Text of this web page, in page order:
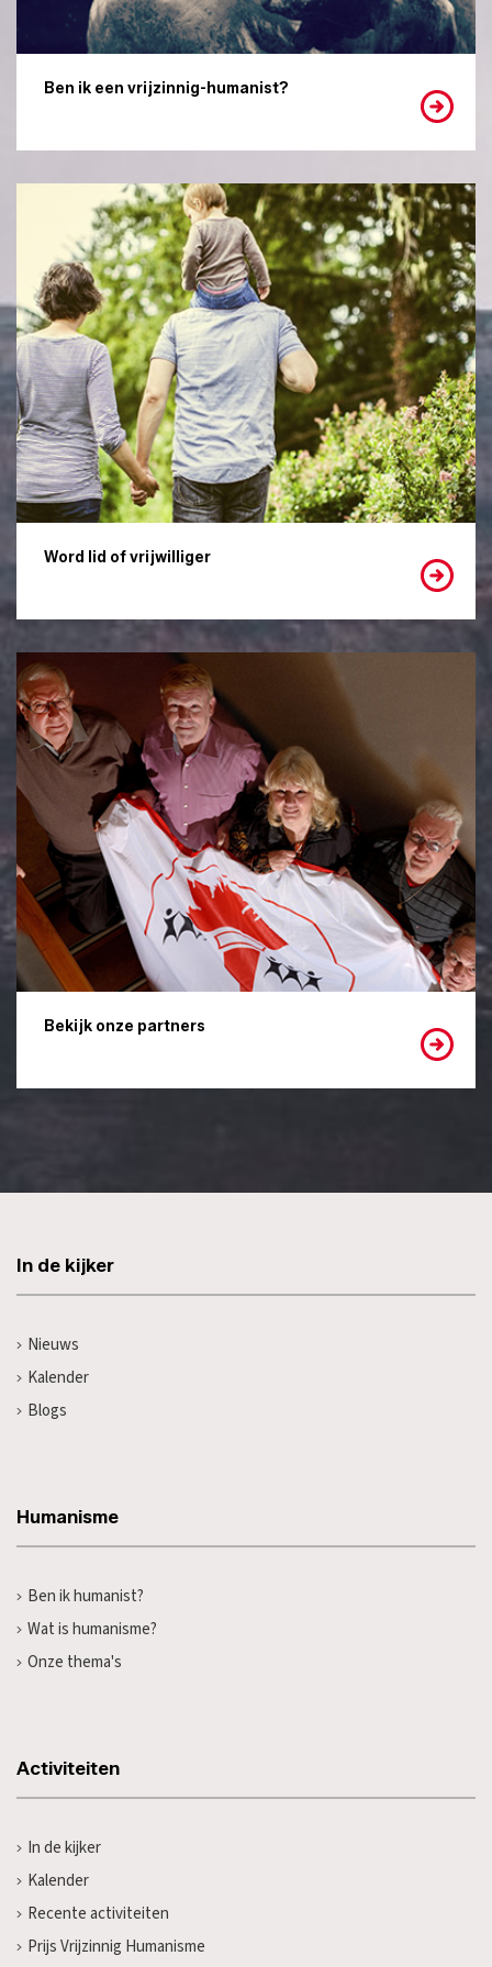
Ben ik een vrijzinnig-humanist?
Word lid of vrijwilliger
Bekijk onze partners
In de kijker
Nieuws
Kalender
Blogs
Humanisme
Ben ik humanist?
Wat is humanisme?
Onze thema's
Activiteiten
In de kijker
Kalender
Recente activiteiten
Prijs Vrijzinnig Humanisme